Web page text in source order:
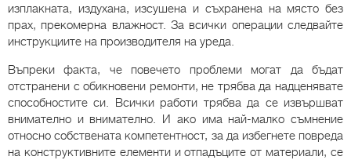
изплакната, издухана, изсушена и съхранена на място без
прах, прекомерна влажност. За всички операции следвайте
инструкциите на производителя на уреда.
Въпреки факта, че повечето проблеми могат да бъдат
отстранени с обикновени ремонти, не трябва да надценявате
способностите си. Всички работи трябва да се извършват
внимателно и внимателно. И ако има най-малко съмнение
относно собствената компетентност, за да избегнете повреда
на конструктивните елементи и отпадъците от материали, се